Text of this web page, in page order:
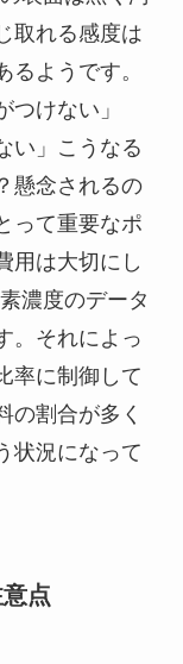
取れる感度は
ようです。
つけない」
い」こうなる
懸念されるの
って重要なポ
用は大切にし
濃度のデータ
。それによっ
率に制御して
の割合が多く
状況になって
点